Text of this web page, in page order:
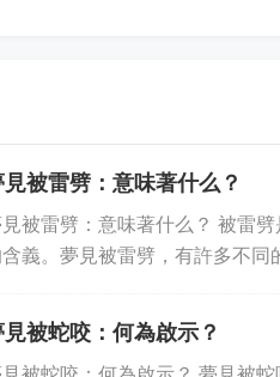
見被雷劈：意味著什么？
被雷劈：意味著什么？ 被雷
含義。夢見被雷劈，有許多不
見被蛇咬：何為啟示？